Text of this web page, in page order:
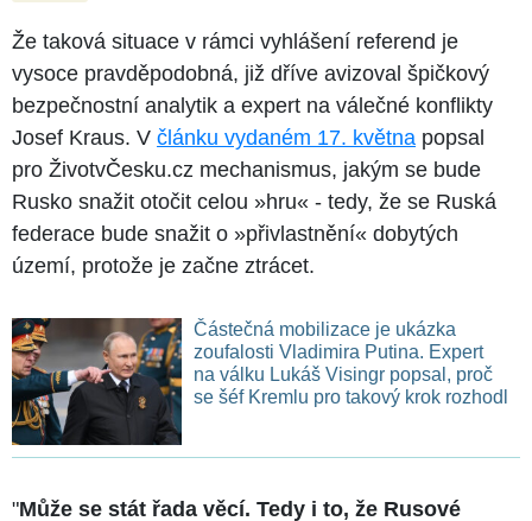
Že taková situace v rámci vyhlášení referend je
vysoce pravděpodobná, již dříve avizoval špičkový
bezpečnostní analytik a expert na válečné konflikty
Josef Kraus. V článku vydaném 17. května popsal
pro ŽivotvČesku.cz mechanismus, jakým se bude
Rusko snažit otočit celou »hru« - tedy, že se Ruská
federace bude snažit o »přivlastnění« dobytých
území, protože je začne ztrácet.
Částečná mobilizace je ukázka
zoufalosti Vladimira Putina. Expert
na válku Lukáš Visingr popsal, proč
se šéf Kremlu pro takový krok rozhodl
"Může se stát řada věcí. Tedy i to, že Rusové